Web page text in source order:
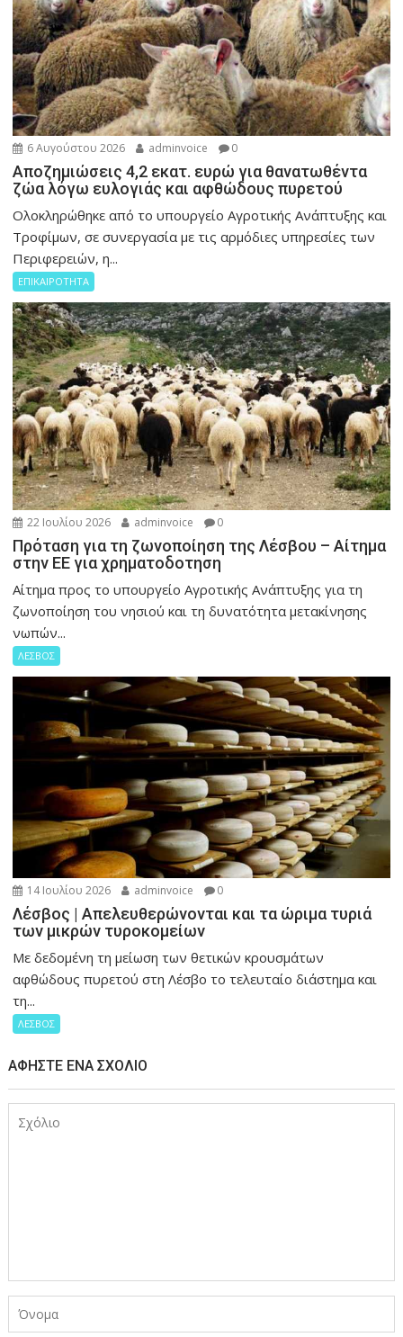
6 Αυγούστου 2026 adminvoice 0
Αποζημιώσεις 4,2 εκατ. ευρώ για θανατωθέντα
ζώα λόγω ευλογιάς και αφθώδους πυρετού
Ολοκληρώθηκε από το υπουργείο Αγροτικής Ανάπτυξης και
Τροφίμων, σε συνεργασία με τις αρμόδιες υπηρεσίες των
Περιφερειών, η...
ΕΠΙΚΑΙΡΟΤΗΤΑ
22 Ιουλίου 2026 adminvoice 0
Πρόταση για τη ζωνοποίηση της Λέσβου – Αίτημα
στην ΕΕ για χρηματοδοτηση
Αίτημα προς το υπουργείο Αγροτικής Ανάπτυξης για τη
ζωνοποίηση του νησιού και τη δυνατότητα μετακίνησης
νωπών...
ΛΕΣΒΟΣ
14 Ιουλίου 2026 adminvoice 0
Λέσβος | Απελευθερώνονται και τα ώριμα τυριά
των μικρών τυροκομείων
Με δεδομένη τη μείωση των θετικών κρουσμάτων
αφθώδους πυρετού στη Λέσβο το τελευταίο διάστημα και
τη...
ΛΕΣΒΟΣ
ΑΦΉΣΤΕ ΈΝΑ ΣΧΌΛΙΟ